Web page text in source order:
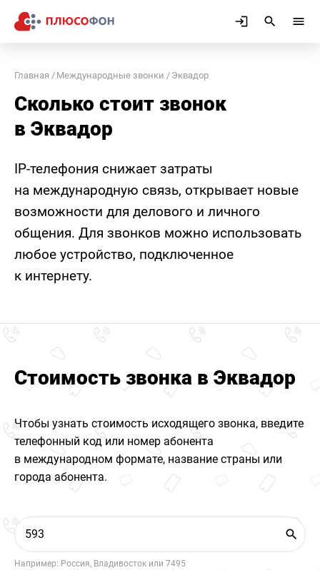
Главная Международные звонки Эквадор
Сколько стоит звонок
в Эквадор
IP-телефония снижает затраты
на международную связь, открывает новые
возможности для делового и личного
общения. Для звонков можно использовать
любое устройство, подключенное
к интернету.
Стоимость звонка в Эквадор
Чтобы узнать стоимость исходящего звонка, введите
телефонный код или номер абонента
в международном формате, название страны или
города абонента.
Например: Россия, Владивосток или 7495